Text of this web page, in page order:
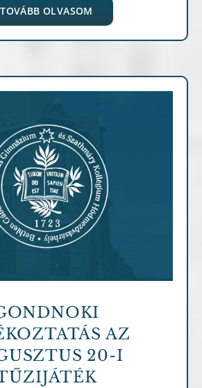
TOVÁBB OLVASOM
Archív cikkek
AZ
20-I